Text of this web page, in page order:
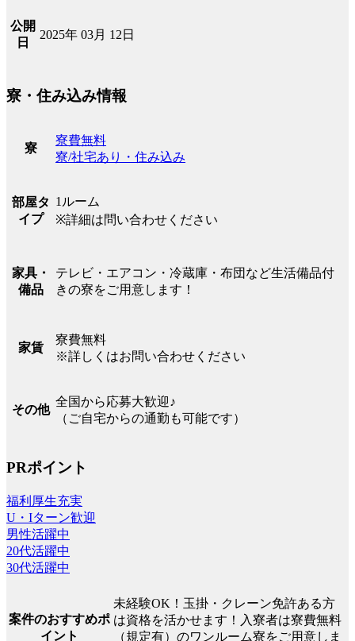
公開
日
2025年 03月 12日
寮・住み込み情報
寮
寮費無料
寮/社宅あり・住み込み
部屋タ
イプ
1ルーム
※詳細は問い合わせください
家具・
備品
テレビ・エアコン・冷蔵庫・布団など生活備品付
きの寮をご用意します！
家賃
寮費無料
※詳しくはお問い合わせください
その他
全国から応募大歓迎♪
（ご自宅からの通勤も可能です）
PRポイント
福利厚生充実
U・Iターン歓迎
男性活躍中
20代活躍中
30代活躍中
案件のおすすめポ
イント
未経験OK！玉掛・クレーン免許ある方
は資格を活かせます！入寮者は寮費無料
（規定有）のワンルーム寮をご用意しま